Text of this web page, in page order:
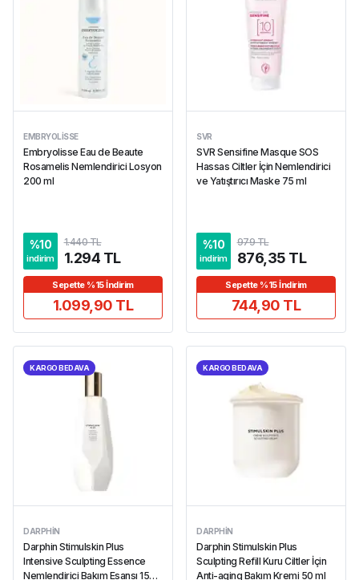
EMBRYOLISSE
Embryolisse Eau de Beaute
Rosamelis Nemlendirici Losyon
200 ml
%10
indirim
1.440 TL
1.294 TL
Sepette %15 İndirim
1.099,90 TL
SVR
SVR Sensifine Masque SOS
Hassas Ciltler İçin Nemlendirici
ve Yatıştırıcı Maske 75 ml
%10
indirim
979 TL
876,35 TL
Sepette %15 İndirim
744,90 TL
KARGO BEDAVA
DARPHIN
Darphin Stimulskin Plus
Intensive Sculpting Essence
Nemlendirici Bakım Esansı 150
KARGO BEDAVA
DARPHIN
Darphin Stimulskin Plus
Sculpting Refill Kuru Ciltler İçin
Anti-aging Bakım Kremi 50 ml